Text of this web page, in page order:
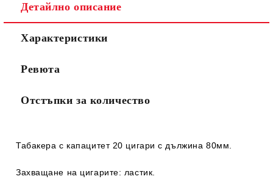
Детайлно описание
Характеристики
Ревюта
Отстъпки за количество
Табакера с капацитет 20 цигари с дължина 80мм.
Захващане на цигарите: ластик.